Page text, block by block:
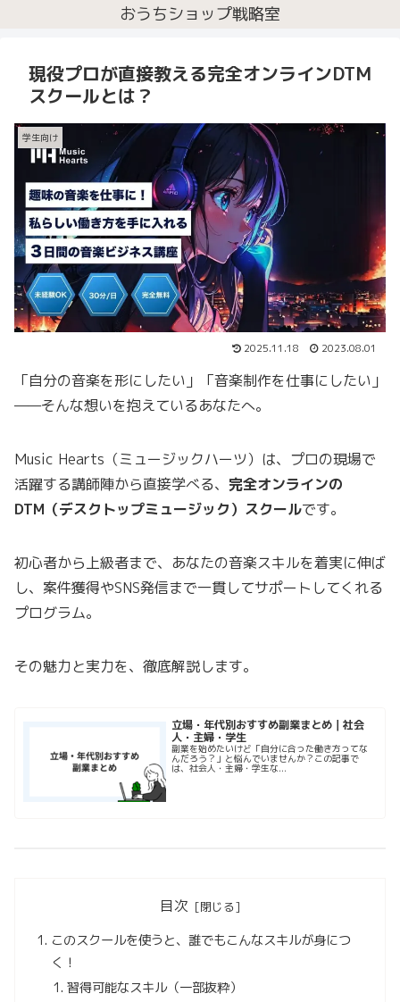
おうちショップ戦略室
現役プロが直接教える完全オンラインDTM
スクールとは？
学生向け
2025.11.18 2023.08.01
「自分の音楽を形にしたい」「音楽制作を仕事にしたい」
——そんな想いを抱えているあなたへ。
Music Hearts（ミュージックハーツ）は、プロの現場で
活躍する講師陣から直接学べる、 完全オンラインの
DTM（デスクトップミュージック）スクールです。
初心者から上級者まで、あなたの音楽スキルを着実に伸ば
し、案件獲得やSNS発信まで一貫してサポートしてくれる
プログラム。
その魅力と実力を、徹底解説します。
立場・年代別おすすめ副業まとめ｜社会
人・主婦・学生
副業を始めたいけど「自分に合った働き方ってな
んだろう？」と悩んでいませんか？この記事で
は、社会人・主婦・学生な...
目次
このスクールを使うと、誰でもこんなスキルが身につ
く！
習得可能なスキル（一部抜粋）